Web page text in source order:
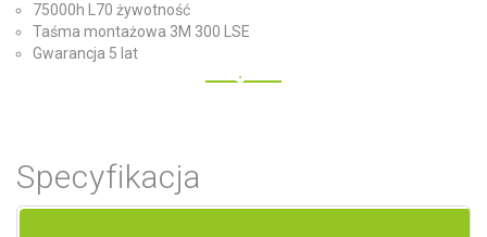
75000h L70 żywotność
Taśma montażowa 3M 300 LSE
Gwarancja 5 lat
Specyfikacja